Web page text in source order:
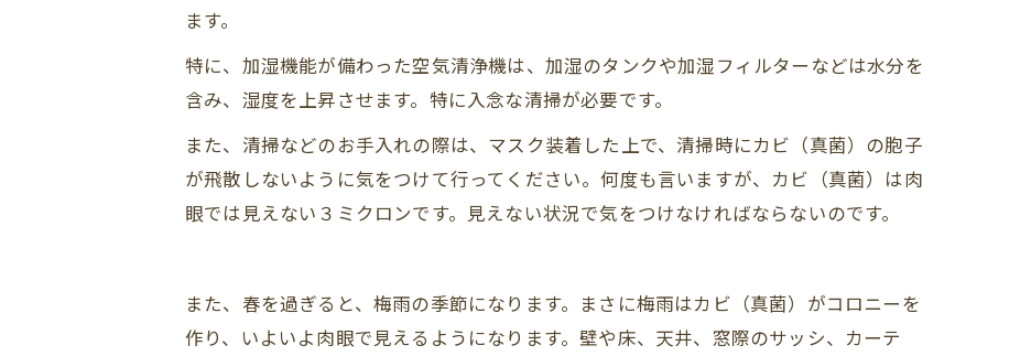
ます。
特に、加湿機能が備わった空気清浄機は、加湿のタンクや加湿フィルターなどは水分を
含み、湿度を上昇させます。特に入念な清掃が必要です。
また、清掃などのお手入れの際は、マスク装着した上で、清掃時にカビ（真菌）の胞子
が飛散しないように気をつけて行ってください。何度も言いますが、カビ（真菌）は肉
眼では見えない３ミクロンです。見えない状況で気をつけなければならないのです。
また、春を過ぎると、梅雨の季節になります。まさに梅雨はカビ（真菌）がコロニーを
作り、いよいよ肉眼で見えるようになります。壁や床、天井、窓際のサッシ、カーテ